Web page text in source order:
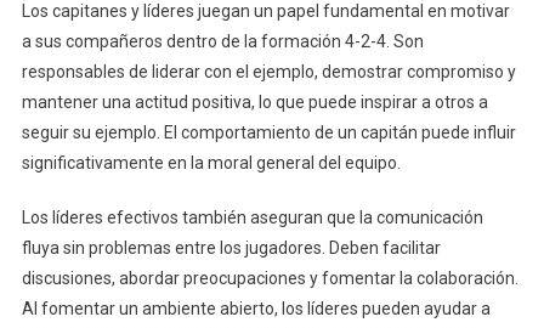
Los capitanes y líderes juegan un papel fundamental en motivar
a sus compañeros dentro de la formación 4-2-4. Son
responsables de liderar con el ejemplo, demostrar compromiso y
mantener una actitud positiva, lo que puede inspirar a otros a
seguir su ejemplo. El comportamiento de un capitán puede influir
significativamente en la moral general del equipo.
Los líderes efectivos también aseguran que la comunicación
fluya sin problemas entre los jugadores. Deben facilitar
discusiones, abordar preocupaciones y fomentar la colaboración.
Al fomentar un ambiente abierto, los líderes pueden ayudar a